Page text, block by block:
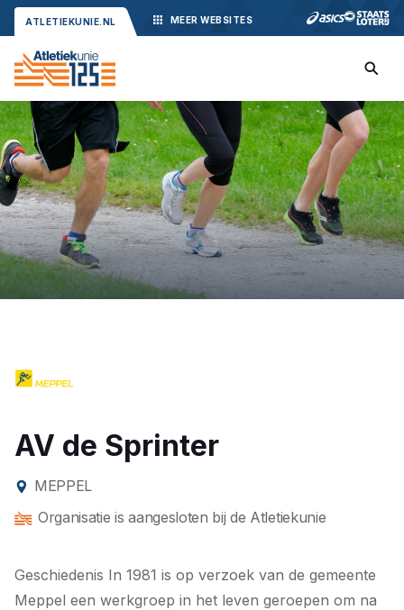
ATLETIEKUNIE.NL MEER WEBSITES
AV de Sprinter
MEPPEL
Organisatie is aangesloten bij de Atletiekunie
Geschiedenis In 1981 is op verzoek van de gemeente
Meppel een werkgroep in het leven geroepen om na